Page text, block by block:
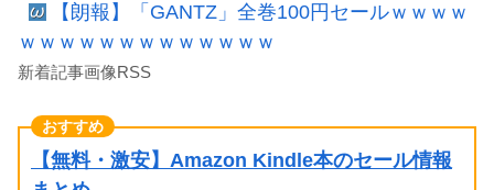
【朗報】「GANTZ」全巻100円セールｗｗｗｗ
ｗｗｗｗｗｗｗｗｗｗｗｗｗ
新着記事画像RSS
【無料・激安】Amazon Kindle本のセール情報